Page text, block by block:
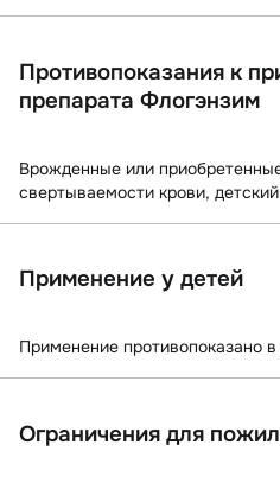
Противопоказания к
препарата Флогэнзим
Врожденные или
свертываемости крови,
Применение у детей
Применение противопоказано
Ограничения для